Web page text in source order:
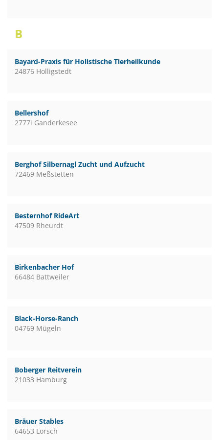
B
Bayard-Praxis für Holistische Tierheilkunde
24876 Holligstedt
Bellershof
2777i Ganderkesee
Berghof Silbernagl Zucht und Aufzucht
72469 Meßstetten
Besternhof RideArt
47509 Rheurdt
Birkenbacher Hof
66484 Battweiler
Black-Horse-Ranch
04769 Mügeln
Boberger Reitverein
21033 Hamburg
Bräuer Stables
64653 Lorsch